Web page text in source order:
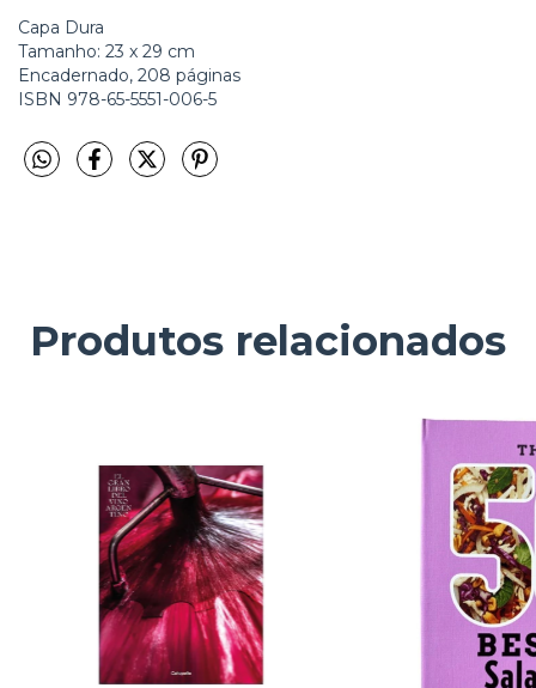
Capa Dura
Tamanho: 23 x 29 cm
Encadernado, 208 páginas
ISBN 978-65-5551-006-5
Produtos relacionados